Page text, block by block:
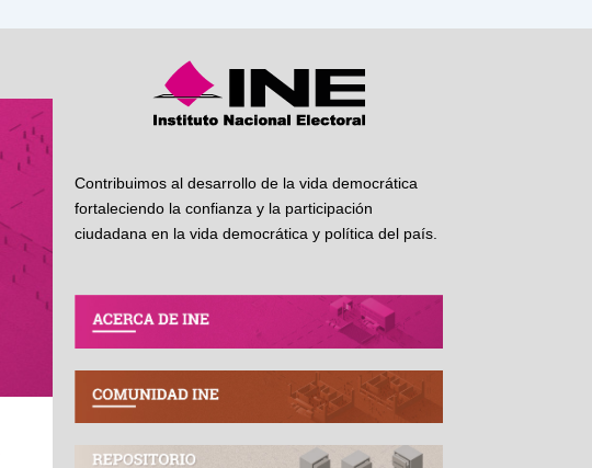
Contribuimos al desarrollo de la vida democrática
fortaleciendo la confianza y la participación
ciudadana en la vida democrática y política del país.